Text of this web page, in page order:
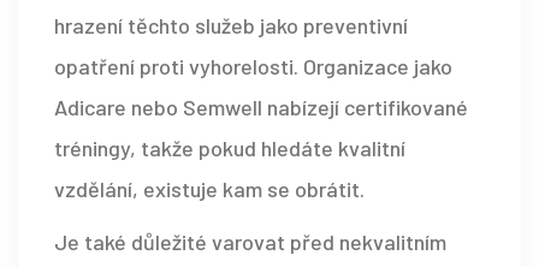
hrazení těchto služeb jako preventivní
opatření proti vyhorelosti. Organizace jako
Adicare nebo Semwell nabízejí certifikované
tréningy, takže pokud hledáte kvalitní
vzdělání, existuje kam se obrátit.
Je také důležité varovat před nekvalitním